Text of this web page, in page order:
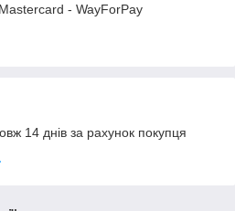
- WayForPay
14 днів за рахунок покупця